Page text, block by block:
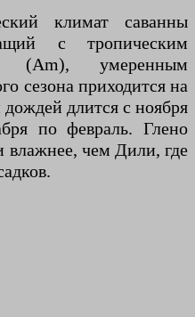
климат саванны
с тропическим
(Am), умеренным
сезона приходится на
дождей длится с ноября
по февраль. Глено
влажнее, чем Дили, где